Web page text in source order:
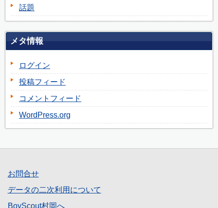
話題
メタ情報
ログイン
投稿フィード
コメントフィード
WordPress.org
お問合せ
データの二次利用について
BoyScout村岡へ